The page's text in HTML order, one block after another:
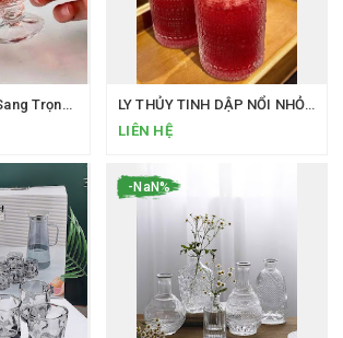
Bộ 6 Ly Thủy Tinh Sang Trọng Loại 40ML Uống SHOT Phong Cách Bắc Âu Ly Rượu Mini Hàng Cao Cấp
LY THỦY TINH DẬP NỔI NHỎ XINH MÀ “CÓ VÕ
LIÊN HỆ
-NaN%